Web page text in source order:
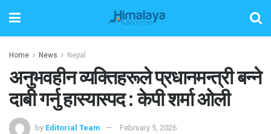
Home News Nepal
अनुभवहीन व्यक्तिहरूले प्रधानमन्त्री बन्ने
दाबी गर्नु हास्यास्पद : केपी शर्मा ओली
by Editorial Team February 5, 2026